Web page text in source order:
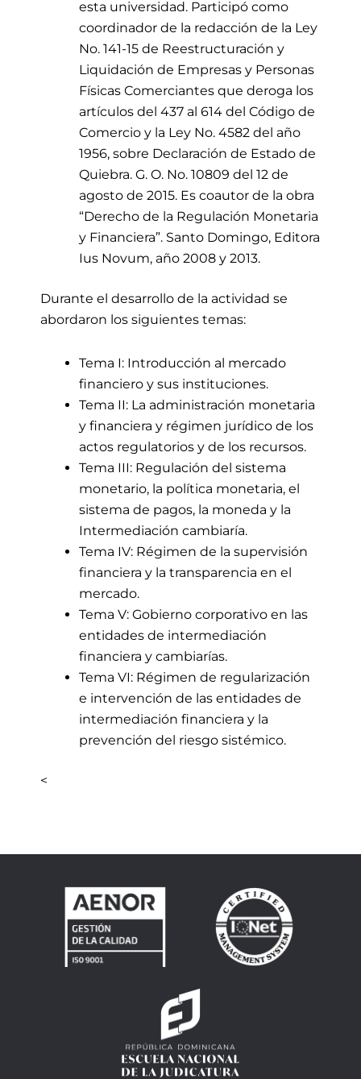
esta universidad. Participó como
coordinador de la redacción de la Ley
No. 141-15 de Reestructuración y
Liquidación de Empresas y Personas
Físicas Comerciantes que deroga los
artículos del 437 al 614 del Código de
Comercio y la Ley No. 4582 del año
1956, sobre Declaración de Estado de
Quiebra. G. O. No. 10809 del 12 de
agosto de 2015. Es coautor de la obra
“Derecho de la Regulación Monetaria
y Financiera”. Santo Domingo, Editora
Ius Novum, año 2008 y 2013.
Durante el desarrollo de la actividad se
abordaron los siguientes temas:
Tema I: Introducción al mercado
financiero y sus instituciones.
Tema II: La administración monetaria
y financiera y régimen jurídico de los
actos regulatorios y de los recursos.
Tema III: Regulación del sistema
monetario, la política monetaria, el
sistema de pagos, la moneda y la
Intermediación cambiaría.
Tema IV: Régimen de la supervisión
financiera y la transparencia en el
mercado.
Tema V: Gobierno corporativo en las
entidades de intermediación
financiera y cambiarías.
Tema VI: Régimen de regularización
e intervención de las entidades de
intermediación financiera y la
prevención del riesgo sistémico.
<